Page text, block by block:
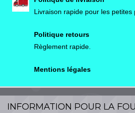
Livraison rapide pour les petites
Politique retours
Règlement rapide.
Mentions légales
INFORMATION POUR LA